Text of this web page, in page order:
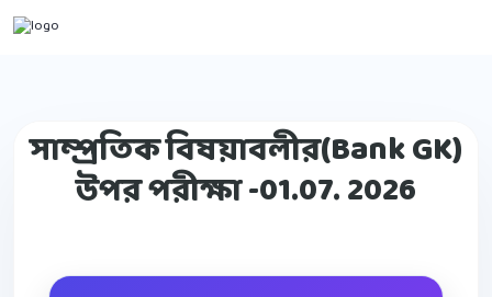
সাম্প্রতিক বিষয়াবলীর(Bank GK)
উপর পরীক্ষা -01.07. 2026